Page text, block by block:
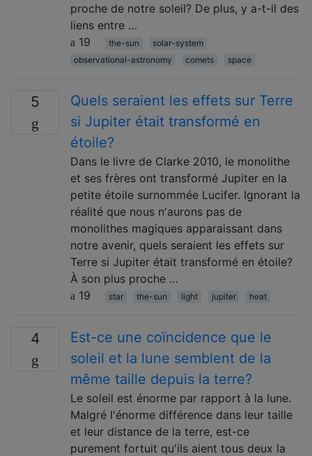
proche de notre soleil? De plus, y a-t-il des
liens entre …
19
the-sun
solar-system
observational-astronomy
comets space
5
Quels seraient les effets sur Terre
si Jupiter était transformé en
étoile?
Dans le livre de Clarke 2010, le monolithe
et ses frères ont transformé Jupiter en la
petite étoile surnommée Lucifer. Ignorant la
réalité que nous n'aurons pas de
monolithes magiques apparaissant dans
notre avenir, quels seraient les effets sur
Terre si Jupiter était transformé en étoile?
À son plus proche …
19
star the-sun light jupiter heat
4
Est-ce une coïncidence que le
soleil et la lune semblent de la
même taille depuis la terre?
Le soleil est énorme par rapport à la lune.
Malgré l'énorme différence dans leur taille
et leur distance de la terre, est-ce
purement fortuit qu'ils aient tous deux la